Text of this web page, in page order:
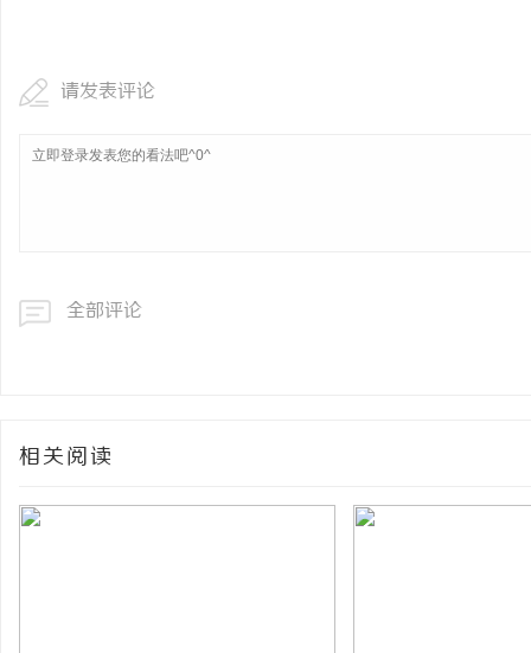
请发表评论
全部评论
相关阅读